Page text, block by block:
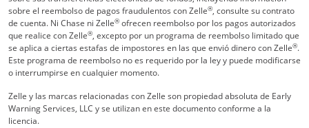
sobre el reembolso de pagos fraudulentos con Zelle®, consulte su contrato
de cuenta. Ni Chase ni Zelle® ofrecen reembolso por los pagos autorizados
que realice con Zelle®, excepto por un programa de reembolso limitado que
se aplica a ciertas estafas de impostores en las que envió dinero con Zelle®.
Este programa de reembolso no es requerido por la ley y puede modificarse
o interrumpirse en cualquier momento.
Zelle y las marcas relacionadas con Zelle son propiedad absoluta de Early
Warning Services, LLC y se utilizan en este documento conforme a la
licencia.